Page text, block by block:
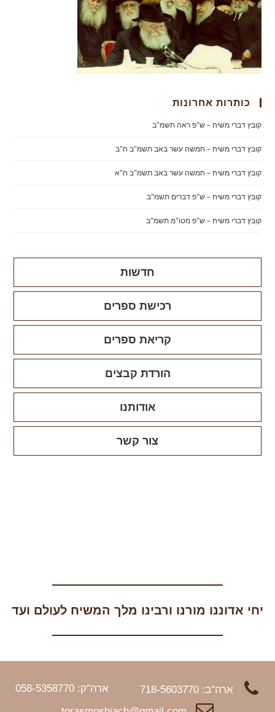
כותרות אחרונות
קובץ דברי משיח – ש"פ ראה תשמ"ב
קובץ דברי משיח – חמשה עשר באב תשמ"ב ח"ב
קובץ דברי משיח – חמשה עשר באב תשמ"ב ח"א
קובץ דברי משיח – ש"פ דברים תשמ"ב
קובץ דברי משיח – ש"פ מטו"מ תשמ"ב
חדשות
רכישת ספרים
קריאת ספרים
הורדת קבצים
אודותנו
צור קשר
יחי אדוננו מורנו ורבינו מלך המשיח לעולם ועד
ארה"ב: 718-5603770
ארה"ק: 058-5358770